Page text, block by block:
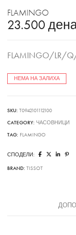
FLAMINGO
23.500
FLAMINGO/LR/Q/
НЕМА НА ЗАЛИХА
SKU: T0942101112100
CATEGORY: ЧАСОВНИЦИ
TAG: FLAMINGO
СПОДЕЛИ:
BRAND: TISSOT